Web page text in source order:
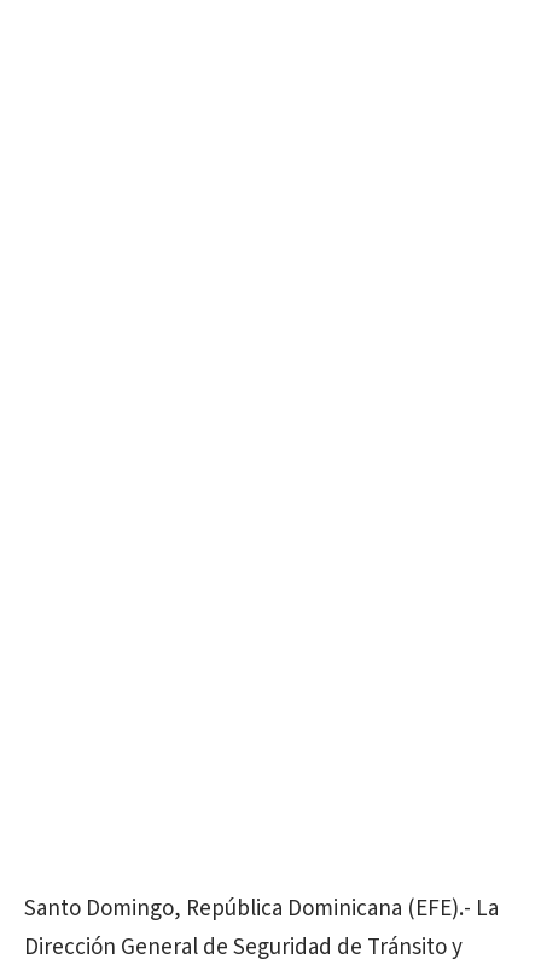
Santo Domingo, República Dominicana (EFE).- La
Dirección General de Seguridad de Tránsito y